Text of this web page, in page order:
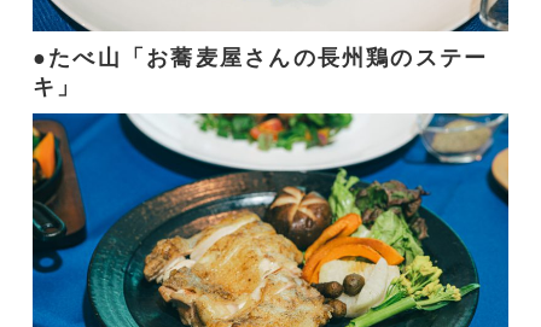
たべ山「お蕎麦屋さんの長州鶏のステー
キ」